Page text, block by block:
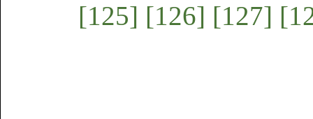
[125] [126] [127]